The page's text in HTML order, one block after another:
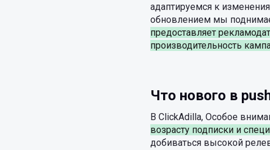
адаптируемся к
обновлением мы
предоставляет
производительность
Что нового в
В ClickAdilla, Особое
возрасту подписки и
добиваться высокой